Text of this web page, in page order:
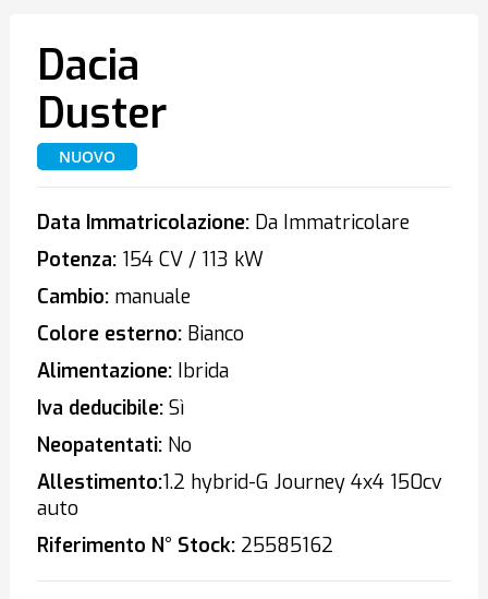
Dacia
Duster
NUOVO
Data Immatricolazione:Da Immatricolare
Potenza:154 CV / 113 kW
Cambio:manuale
Colore esterno:Bianco
Alimentazione:Ibrida
Iva deducibile:Sì
Neopatentati:No
Allestimento:1.2 hybrid-G Journey 4x4 150cv
auto
Riferimento N° Stock:25585162